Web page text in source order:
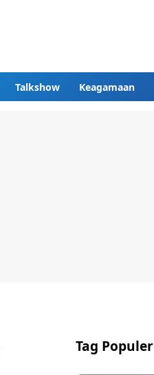
Talkshow Keagamaan
Tag Populer